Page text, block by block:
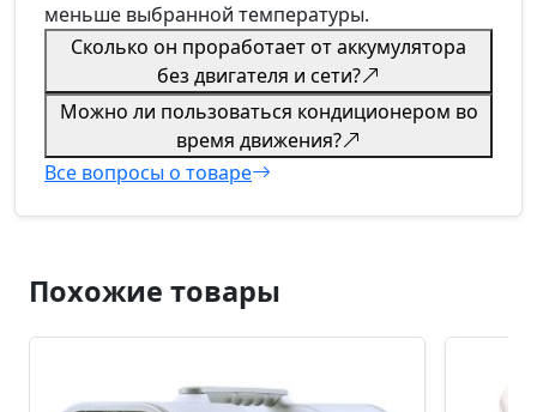
меньше выбранной температуры.
Сколько он проработает от аккумулятора
без двигателя и сети?
Можно ли пользоваться кондиционером во
время движения?
Все вопросы о товаре
Похожие товары